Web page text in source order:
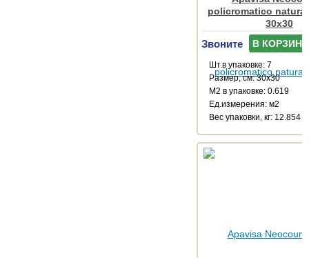
policromatico
30x30
Звоните В КОРЗИНУ
Шт.в упаковке: 7
Размер, см: 30x30
М2 в упаковке: 0.619
Ед.измерения: м2
Веc упаковки, кг: 12.854